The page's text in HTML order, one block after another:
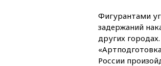
Фигурантами
задержаний
других
России